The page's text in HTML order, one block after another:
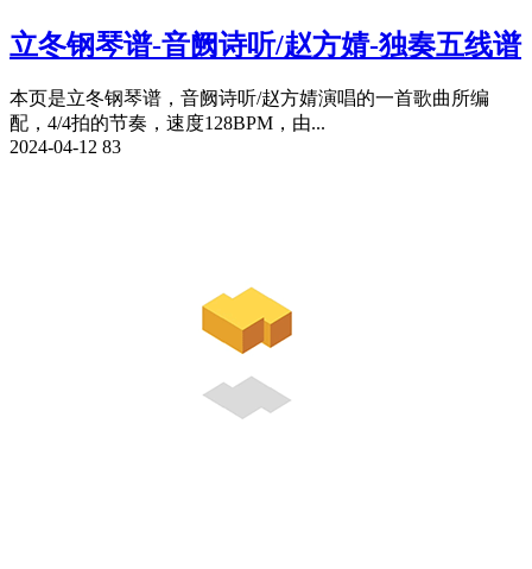
立冬钢琴谱-音阙诗听/赵方婧-独奏五线谱
本页是立冬钢琴谱，音阙诗听/赵方婧演唱的一首歌曲所编
配，4/4拍的节奏，速度128BPM，由...
2024-04-12 83